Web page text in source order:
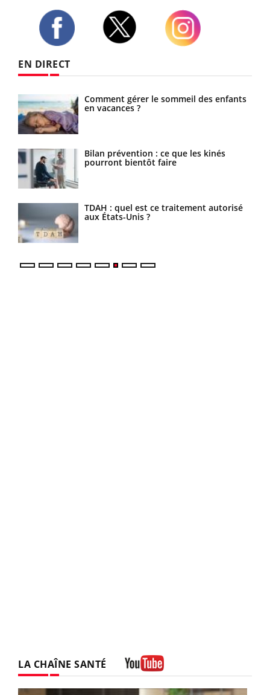
EN DIRECT
Comment gérer le sommeil des enfants
en vacances ?
Bilan prévention : ce que les kinés
pourront bientôt faire
TDAH : quel est ce traitement autorisé
aux États-Unis ?
LA CHAÎNE SANTÉ